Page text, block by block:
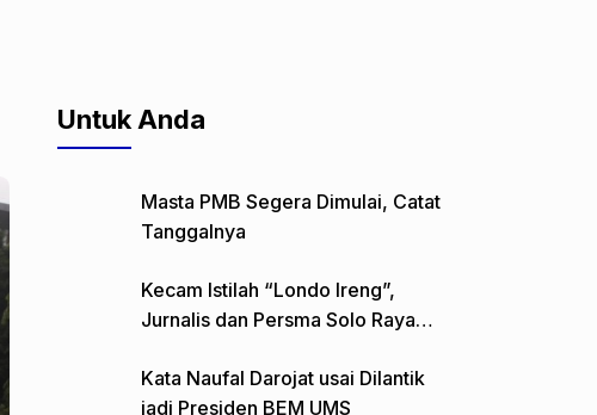
Untuk Anda
Masta PMB Segera Dimulai, Catat
Tanggalnya
Kecam Istilah “Londo Ireng”,
Jurnalis dan Persma Solo Raya
Kata Naufal Darojat usai Dilantik
jadi Presiden BEM UMS